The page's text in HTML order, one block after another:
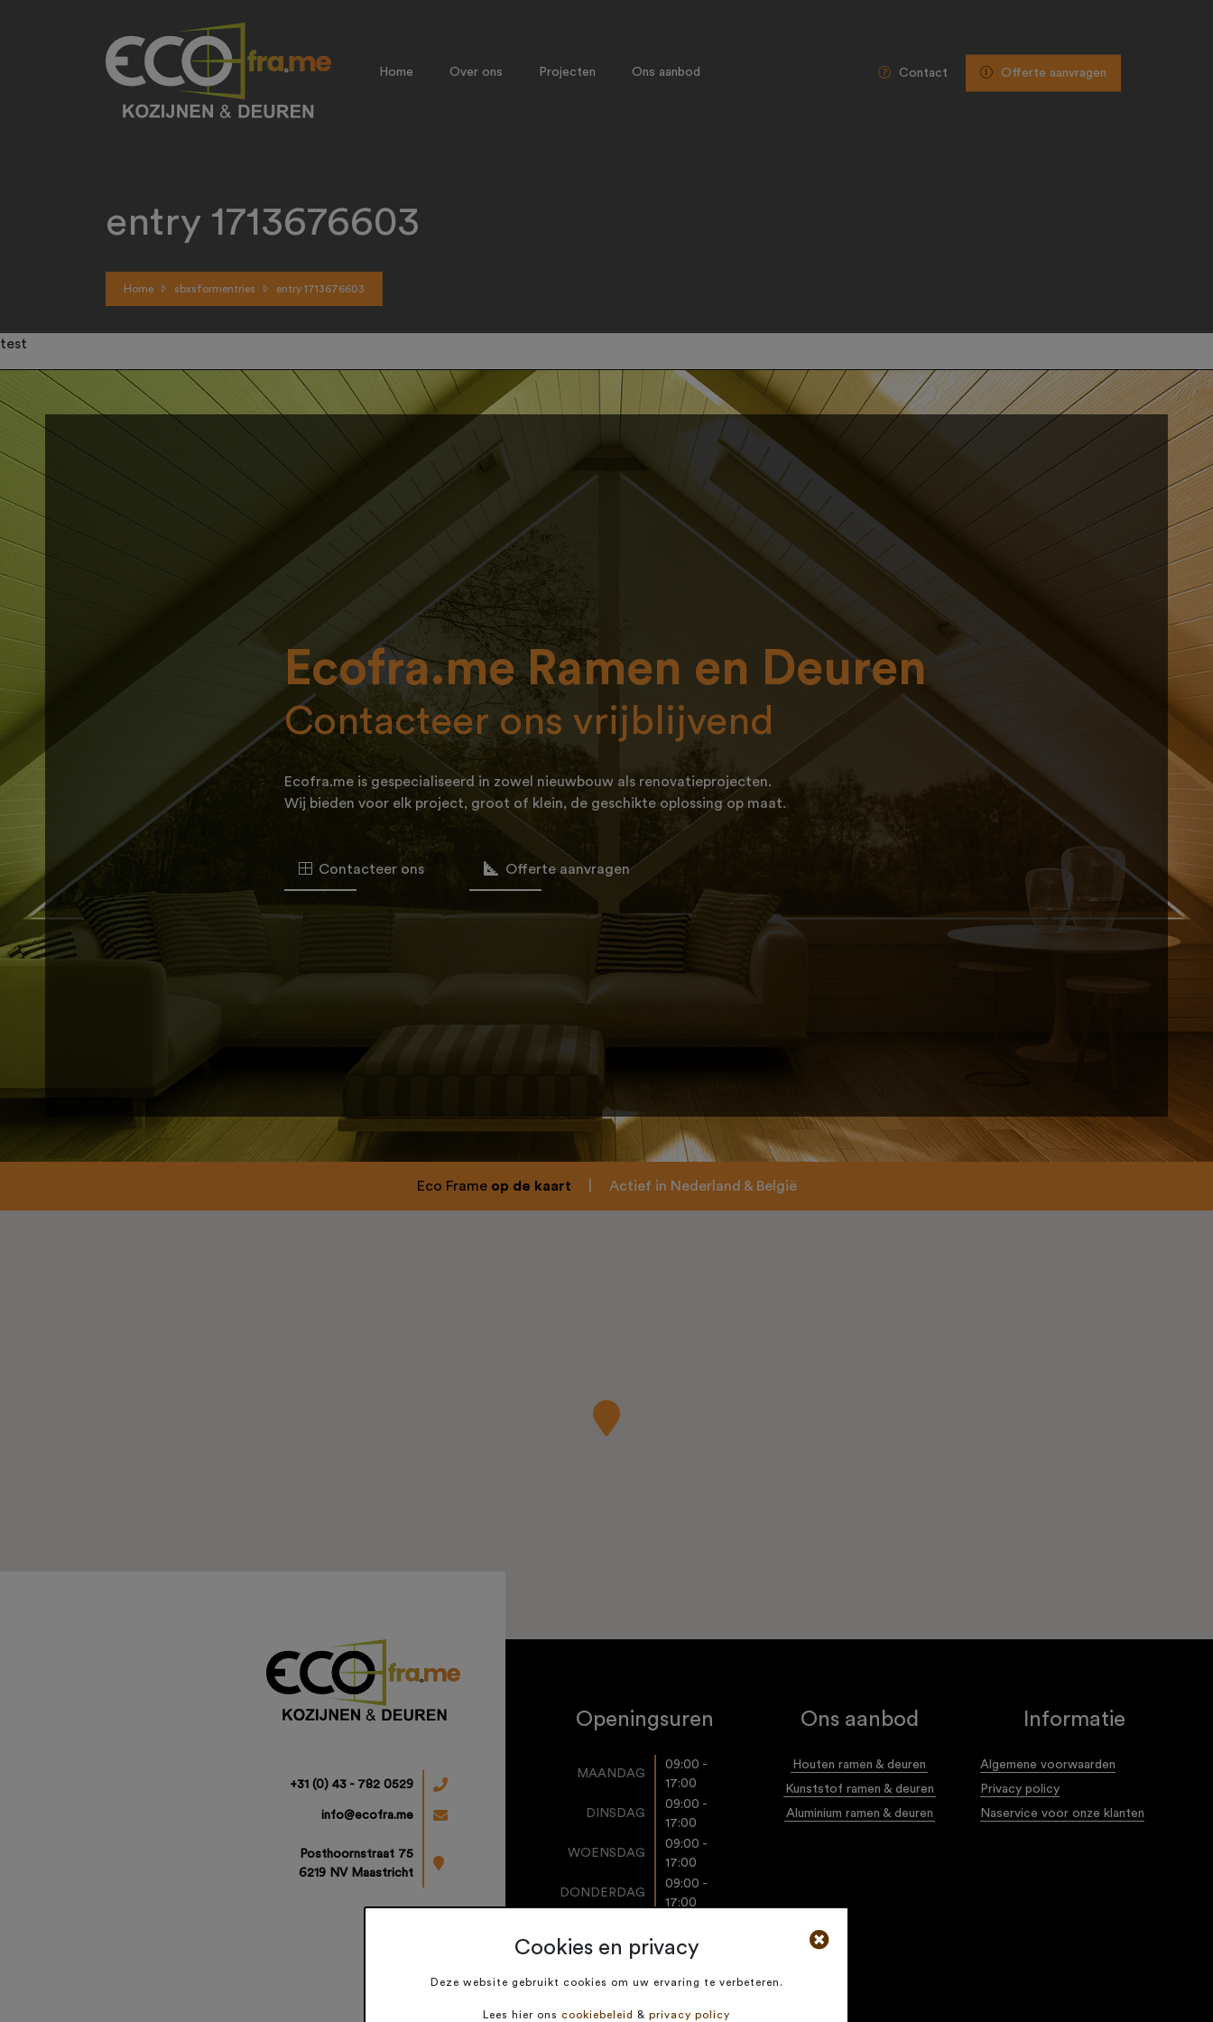
Home Over ons Projecten Ons aanbod Contact Offerte aanvragen
Home
Projecten
entry 1713676603
Home sbxsformentries entry 1713676603
test
Ecofra.me Ramen en Deuren
Contacteer ons vrijblijvend
Ecofra.me is gespecialiseerd in zowel nieuwbouw als renovatieprojecten.
Wij bieden voor elk project, groot of klein, de geschikte oplossing op maat.
Contacteer ons Offerte aanvragen
Eco Frame op de kaart Actief in Nederland & België
+31 (0) 43 - 782 0529
info@ecofra.me
Posthoornstraat 75
6219 NV Maastricht
Openingsuren
MAANDAG
09:00 -
17:00
DINSDAG
09:00 -
17:00
WOENSDAG
09:00 -
17:00
DONDERDAG
09:00 -
17:00
17:00
AFSPRAAK
Ons aanbod
Houten ramen & deuren
Kunststof ramen & deuren
Aluminium ramen & deuren
Informatie
Algemene voorwaarden
Privacy policy
Naservice voor onze klanten
Cookies en privacy
Deze website gebruikt cookies om uw ervaring te verbeteren.
Lees hier ons cookiebeleid & privacy policy